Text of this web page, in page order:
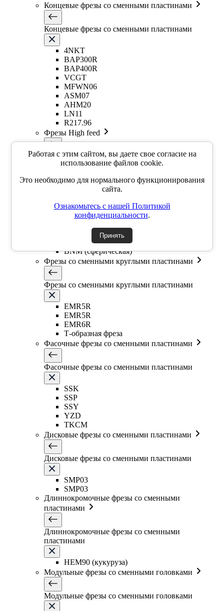
Концевые фрезы со сменными пластинами
Концевые фрезы со сменными пластинами
4NKT
BAP300R
BAP400R
VCGT
MFWN06
ASM07
AHM20
LN11
R217.96
Фрезы High feed
Фрезы High feed
Торцевые насадные фрезы High feed
Концевые фрезы High feed
Сферические фрезы со сменными пластинами
ABPF (сферическая)
BNM (сферическая)
Фрезы со сменными круглыми пластинами
Фрезы со сменными круглыми пластинами
EMR5R
EMR5R
EMR6R
Т-образная фреза
Фасочные фрезы со сменными пластинами
Фасочные фрезы со сменными пластинами
SSK
SSP
SSY
YZD
TKCM
Дисковые фрезы со сменными пластинами
Дисковые фрезы со сменными пластинами
SMP03
SMP03
Длиннокромочные фрезы со сменными
пластинами
Длиннокромочные фрезы со сменными
пластинами
HEM90 (кукуруза)
Модульные фрезы со сменными головками
Модульные фрезы со сменными головками
Работая с этим сайтом, вы даете свое согласие на
использование файлов cookie.
Это необходимо для нормального функционирования
сайта.
Ознакомьтесь с нашей Политикой
конфиденциальности.
Принять